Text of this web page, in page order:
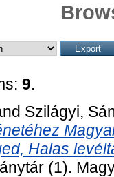
9.
Szilágyi,
Halas
(1).